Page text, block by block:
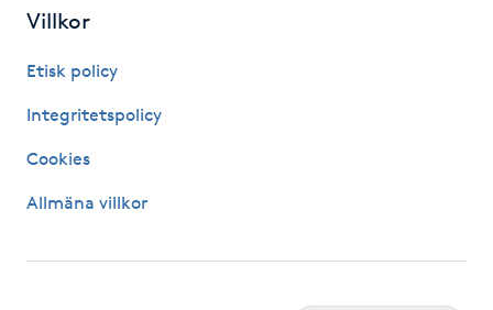
Katun fransar
Villkor
Etisk policy
Integritetspolicy
Cookies
Allmäna villkor